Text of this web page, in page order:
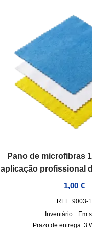
Pano de microfibras
aplicação profissional
1,00 €
REF: 9003-1
Inventário : Em
Prazo de entrega:3